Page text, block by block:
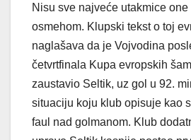
Nisu sve najveće utakmice
osmehom. Klupski tekst o toj
naglašava da je Vojvodina
četvrtfinala Kupa evropskih
zaustavio Seltik, uz gol u 92.
situaciju koju klub opisuje kao
faul nad golmanom. Klub